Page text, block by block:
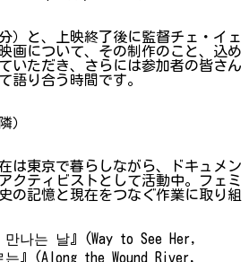
）と、上映終了後に監督チェ・イェ
画について、その制作のこと、込め
いただき、さらには参加者の皆さん
語り合う時間です。
）
は東京で暮らしながら、ドキュメン
クティビストとして活動中。フェミ
の記憶と現在をつなぐ作業に取り組
나는 날』(Way to See Her,
』(Along the Wound River,